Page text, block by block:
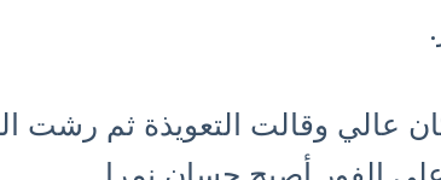
عالي وقالت التعويذة ثم رشت